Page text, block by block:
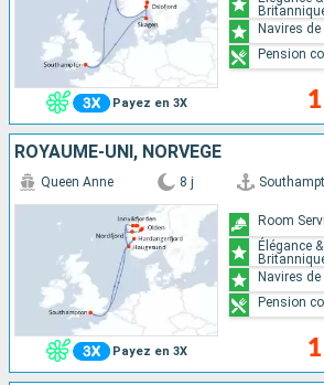
Payez en 3X
Navires de
Pension
ROYAUME-UNI, NORVÈGE
Payez en 3X
Queen Anne 8 j
Room
Élégance
Navires de
Pension